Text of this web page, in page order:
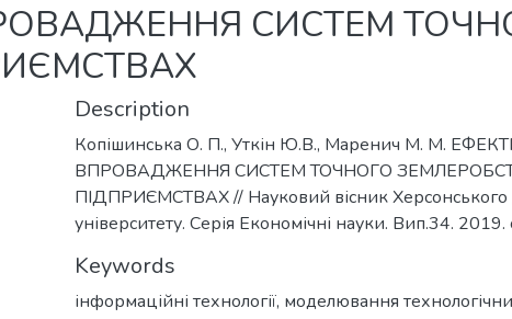
СИСТЕМ
Description
Копішинська О. П., Уткін Ю.В., Маренич М. М.
ВПРОВАДЖЕННЯ СИСТЕМ ТОЧНОГО
ПІДПРИЄМСТВАХ // Науковий вісник
університету. Серія Економічні науки. Вип.34.
Keywords
інформаційні технології, моделювання